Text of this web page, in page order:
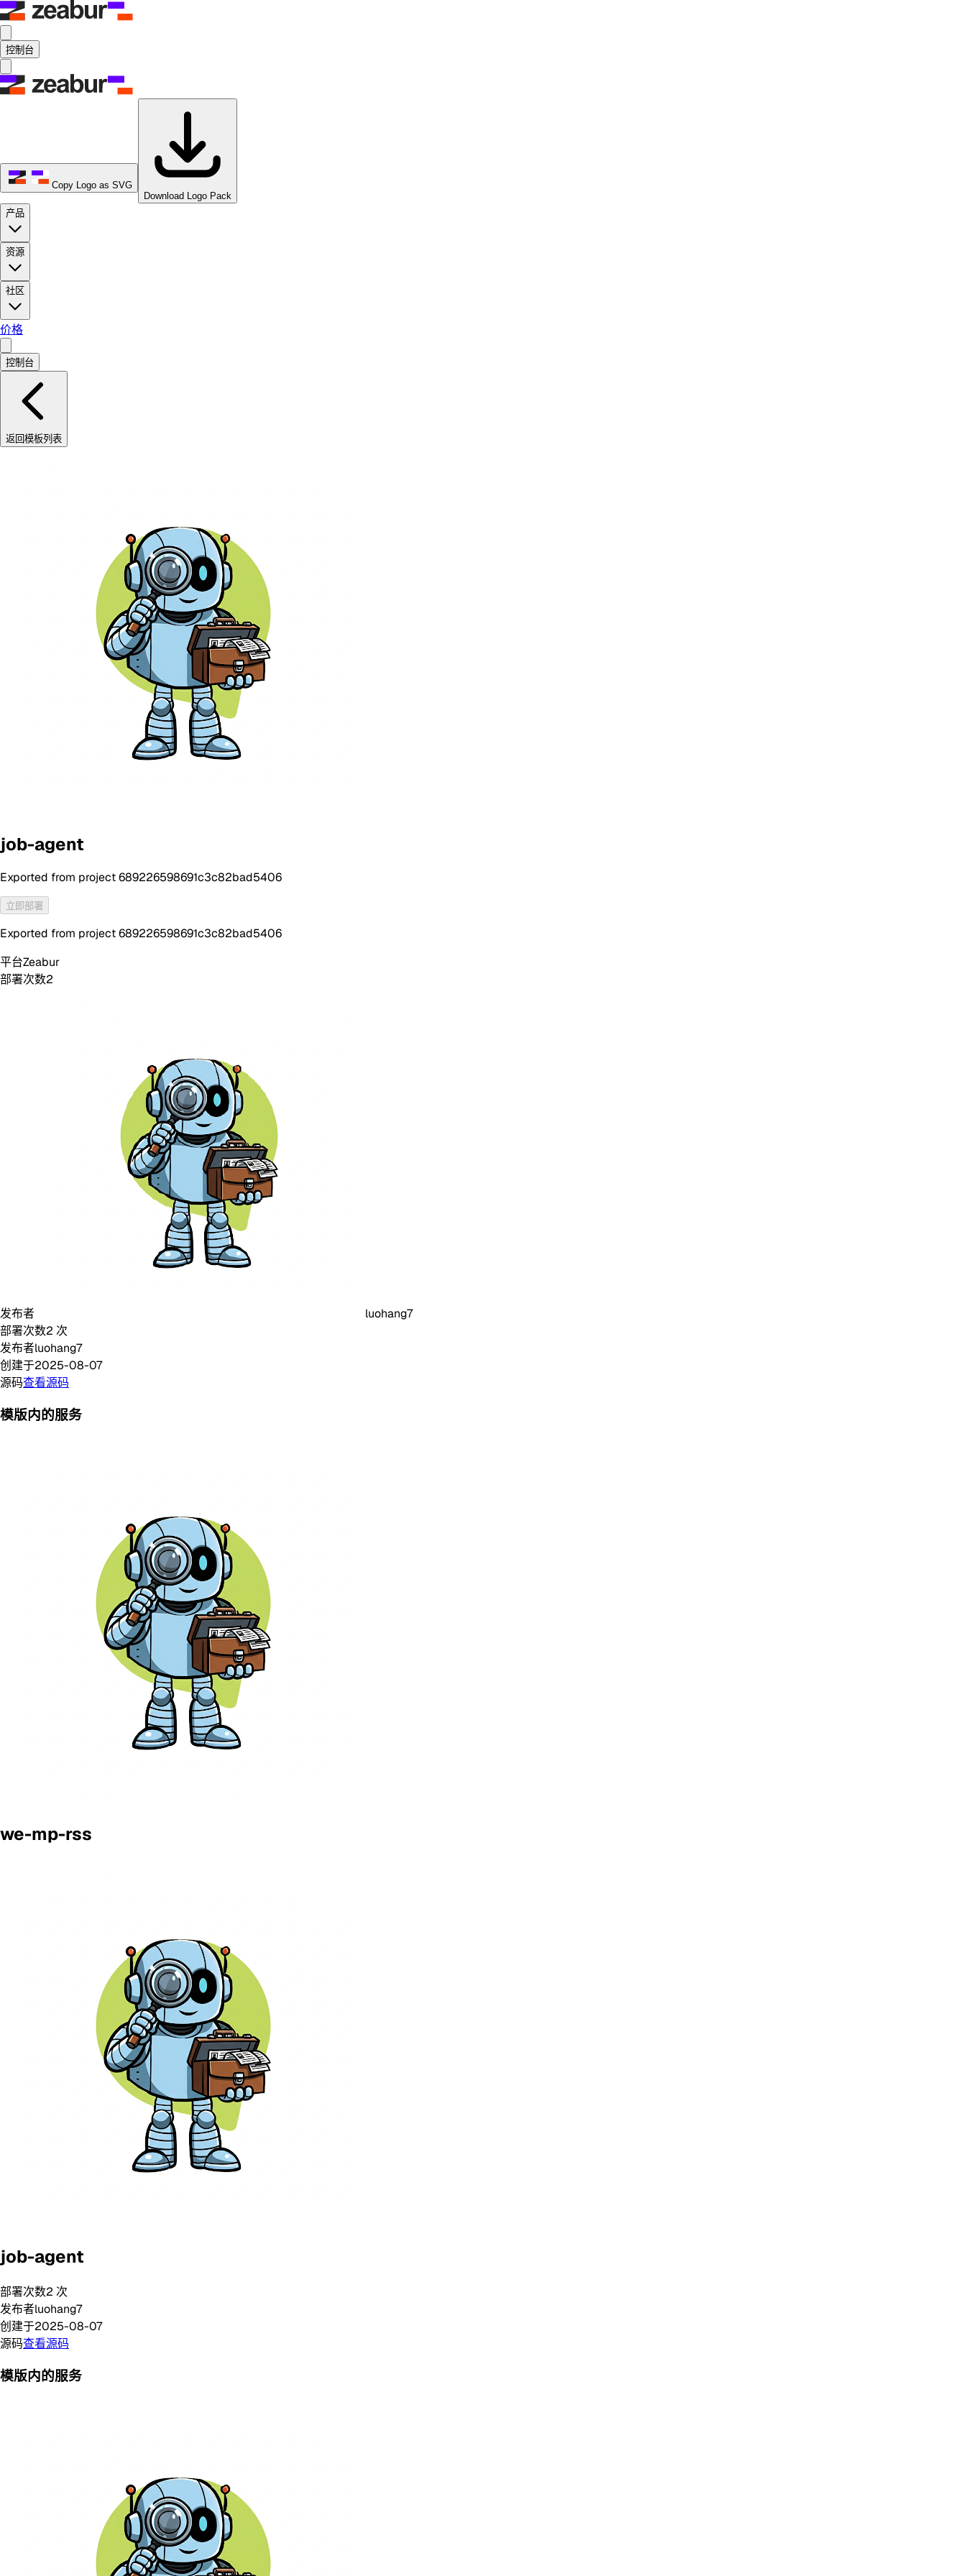
控制台
Copy Logo as SVG
Download Logo Pack
产品
资源
社区
价格
控制台
返回模板列表
job-agent
Exported from project 689226598691c3c82bad5406
立即部署
Exported from project 689226598691c3c82bad5406
平台Zeabur
部署次数2
发布者
luohang7
部署次数2 次
发布者luohang7
创建于2025-08-07
源码查看源码
模版内的服务
we-mp-rss
job-agent
部署次数2 次
发布者luohang7
创建于2025-08-07
源码查看源码
模版内的服务